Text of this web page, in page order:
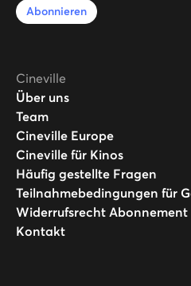
Abonnieren
Cineville
Über uns
Team
Cineville Europe
Cineville für Kinos
Häufig gestellte Fragen
Teilnahmebedingungen für
Widerrufsrecht Abonnement
Kontakt